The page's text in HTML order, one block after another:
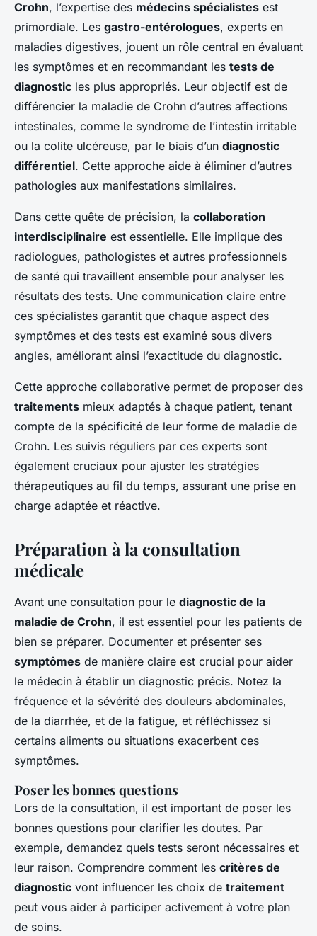
Crohn, l’expertise des médecins spécialistes est
primordiale. Les gastro-entérologues, experts en
maladies digestives, jouent un rôle central en évaluant
les symptômes et en recommandant les tests de
diagnostic les plus appropriés. Leur objectif est de
différencier la maladie de Crohn d’autres affections
intestinales, comme le syndrome de l’intestin irritable
ou la colite ulcéreuse, par le biais d’un diagnostic
différentiel. Cette approche aide à éliminer d’autres
pathologies aux manifestations similaires.
Dans cette quête de précision, la collaboration
interdisciplinaire est essentielle. Elle implique des
radiologues, pathologistes et autres professionnels
de santé qui travaillent ensemble pour analyser les
résultats des tests. Une communication claire entre
ces spécialistes garantit que chaque aspect des
symptômes et des tests est examiné sous divers
angles, améliorant ainsi l’exactitude du diagnostic.
Cette approche collaborative permet de proposer des
traitements mieux adaptés à chaque patient, tenant
compte de la spécificité de leur forme de maladie de
Crohn. Les suivis réguliers par ces experts sont
également cruciaux pour ajuster les stratégies
thérapeutiques au fil du temps, assurant une prise en
charge adaptée et réactive.
Préparation à la consultation
médicale
Avant une consultation pour le diagnostic de la
maladie de Crohn, il est essentiel pour les patients de
bien se préparer. Documenter et présenter ses
symptômes de manière claire est crucial pour aider
le médecin à établir un diagnostic précis. Notez la
fréquence et la sévérité des douleurs abdominales,
de la diarrhée, et de la fatigue, et réfléchissez si
certains aliments ou situations exacerbent ces
symptômes.
Poser les bonnes questions
Lors de la consultation, il est important de poser les
bonnes questions pour clarifier les doutes. Par
exemple, demandez quels tests seront nécessaires et
leur raison. Comprendre comment les critères de
diagnostic vont influencer les choix de traitement
peut vous aider à participer activement à votre plan
de soins.